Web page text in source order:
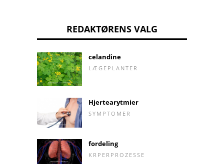
REDAKTØRENS VALG
celandine
LÆGEPLANTER
Hjertearytmier
SYMPTOMER
fordeling
KRPERPROZESSE